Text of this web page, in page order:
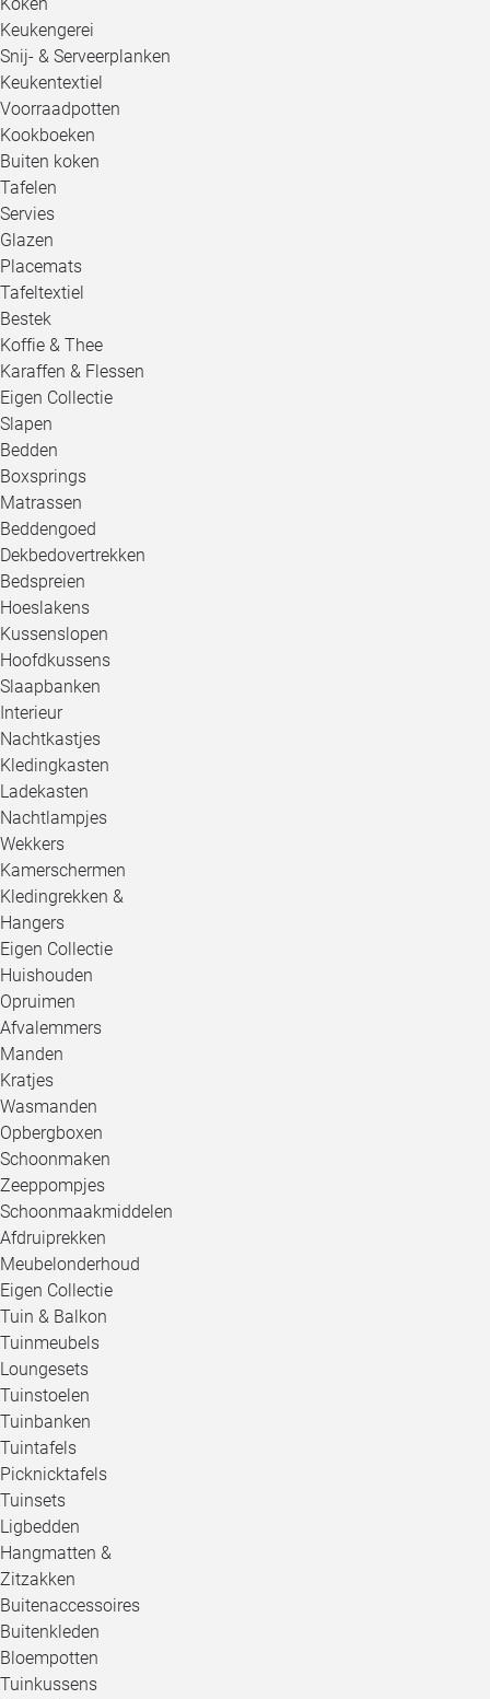
Keukengerei
Snij- & Serveerplanken
Keukentextiel
Voorraadpotten
Kookboeken
Buiten koken
Tafelen
Servies
Glazen
Placemats
Tafeltextiel
Bestek
Koffie & Thee
Karaffen & Flessen
Eigen Collectie
Slapen
Bedden
Boxsprings
Matrassen
Beddengoed
Dekbedovertrekken
Bedspreien
Hoeslakens
Kussenslopen
Hoofdkussens
Slaapbanken
Interieur
Nachtkastjes
Kledingkasten
Ladekasten
Nachtlampjes
Wekkers
Kamerschermen
Kledingrekken &
Hangers
Eigen Collectie
Huishouden
Opruimen
Afvalemmers
Manden
Kratjes
Wasmanden
Opbergboxen
Schoonmaken
Zeeppompjes
Schoonmaakmiddelen
Afdruiprekken
Meubelonderhoud
Eigen Collectie
Tuin & Balkon
Tuinmeubels
Loungesets
Tuinstoelen
Tuinbanken
Tuintafels
Picknicktafels
Tuinsets
Ligbedden
Hangmatten &
Zitzakken
Buitenaccessoires
Buitenkleden
Bloempotten
Tuinkussens